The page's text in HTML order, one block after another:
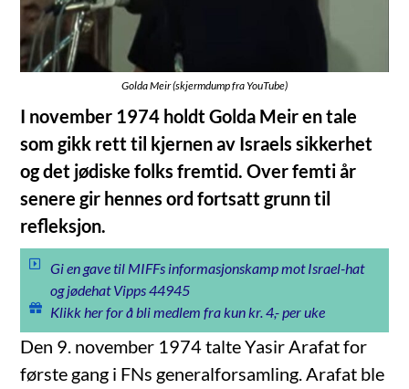
Golda Meir (skjermdump fra YouTube)
I november 1974 holdt Golda Meir en tale
som gikk rett til kjernen av Israels sikkerhet
og det jødiske folks fremtid. Over femti år
senere gir hennes ord fortsatt grunn til
refleksjon.
Gi en gave til MIFFs informasjonskamp mot Israel-hat
og jødehat Vipps 44945
Klikk her for å bli medlem fra kun kr. 4,- per uke
Den 9. november 1974 talte Yasir Arafat for
første gang i FNs generalforsamling. Arafat ble